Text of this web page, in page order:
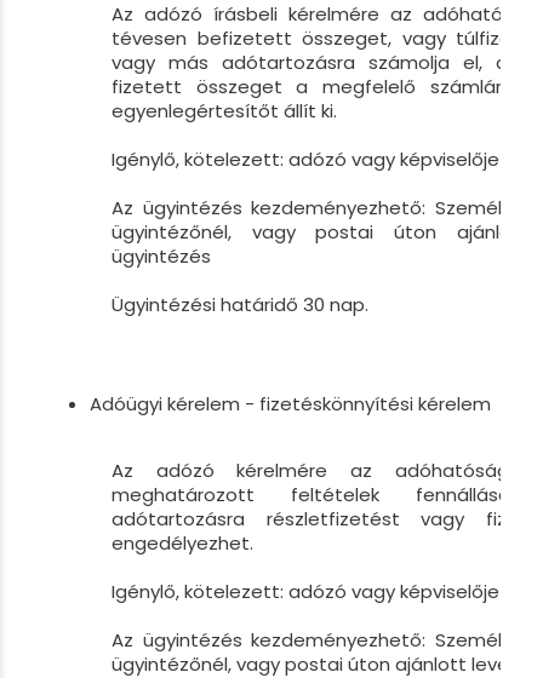
Az adózó írásbeli kérelmére az
tévesen befizetett összeget, vagy
vagy más adótartozásra számolja el, a
fizetett összeget a megfelelő számlára
egyenlegértesítőt állít ki.
Igénylő, kötelezett: adózó vagy képviselője
Az ügyintézés kezdeményezhető:
ügyintézőnél, vagy postai úton ajánlott
ügyintézés
Ügyintézési határidő 30 nap.
Adóügyi kérelem - fizetéskönnyítési kérelem
Az adózó kérelmére az adóhatóság
meghatározott feltételek
adótartozásra részletfizetést vagy
engedélyezhet.
Igénylő, kötelezett: adózó vagy képviselője
Az ügyintézés kezdeményezhető:
ügyintézőnél, vagy postai úton ajánlott